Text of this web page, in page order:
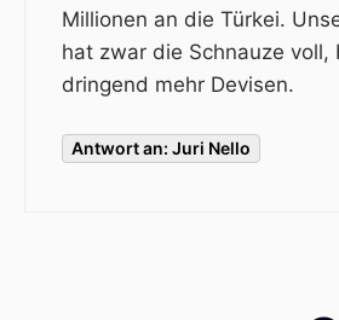
Millionen an die Türkei.
hat zwar die Schnauze voll,
dringend mehr Devisen.
Antwort an: Juri Nello